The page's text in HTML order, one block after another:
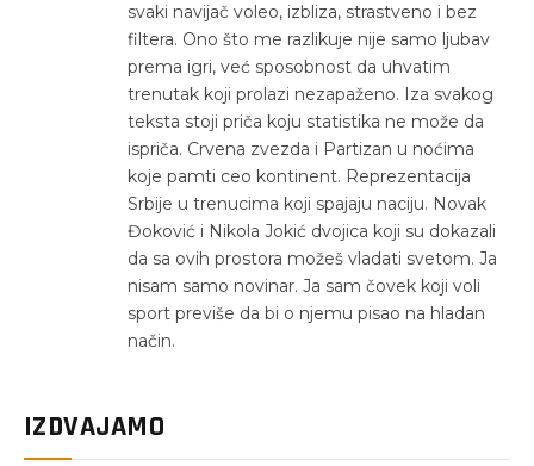
svaki navijač voleo, izbliza, strastveno i bez
filtera. Ono što me razlikuje nije samo ljubav
prema igri, već sposobnost da uhvatim
trenutak koji prolazi nezapaženo. Iza svakog
teksta stoji priča koju statistika ne može da
ispriča. Crvena zvezda i Partizan u noćima
koje pamti ceo kontinent. Reprezentacija
Srbije u trenucima koji spajaju naciju. Novak
Đoković i Nikola Jokić dvojica koji su dokazali
da sa ovih prostora možeš vladati svetom. Ja
nisam samo novinar. Ja sam čovek koji voli
sport previše da bi o njemu pisao na hladan
način.
IZDVAJAMO